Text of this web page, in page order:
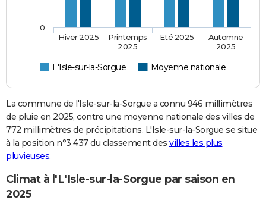
L'Isle-sur-la-Sorgue Moyenne nationale
Hiver 2025
Printemps
2025
Eté 2025
Automne
2025
0
La commune de l'Isle-sur-la-Sorgue a connu 946 millimètres
de pluie en 2025, contre une moyenne nationale des villes de
772 millimètres de précipitations. L'Isle-sur-la-Sorgue se situe
à la position n°3 437 du classement des villes les plus
pluvieuses.
Climat à l'L'Isle-sur-la-Sorgue par saison en
2025